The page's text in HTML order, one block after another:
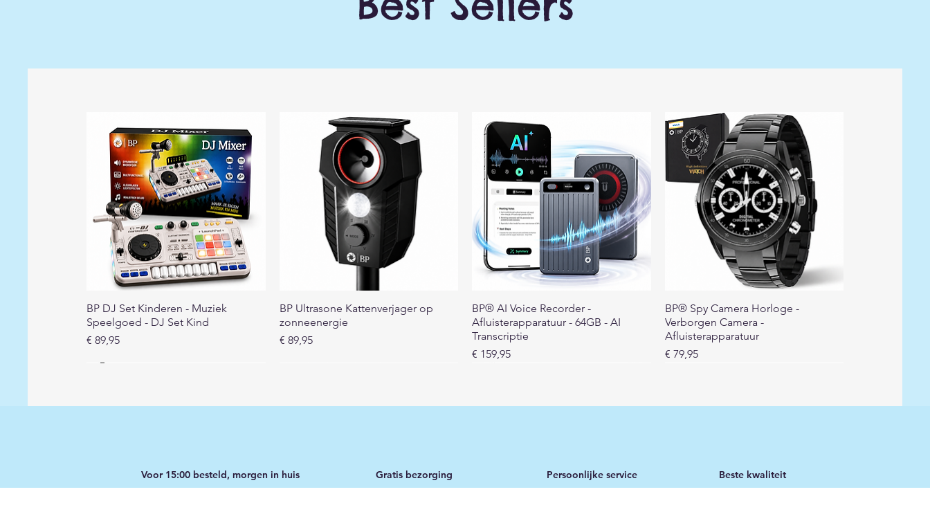
Snel overzicht
BP DJ Set Kinderen - Muziek
Speelgoed - DJ Set Kind
Prijs
€ 89,95
Snel overzicht
BP Ultrasone Kattenverjager op
zonneenergie
Prijs
€ 89,95
Snel overzicht
BP® AI Voice Recorder -
Afluisterapparatuur - 64GB - AI
Transcriptie
Prijs
€ 159,95
Snel overzicht
BP® Spy Camera Horloge -
Verborgen Camera -
Afluisterapparatuur
Prijs
€ 79,95
Voor 15:00 besteld, morgen in huis Gratis bezorging Persoonlijke service Beste kwaliteit